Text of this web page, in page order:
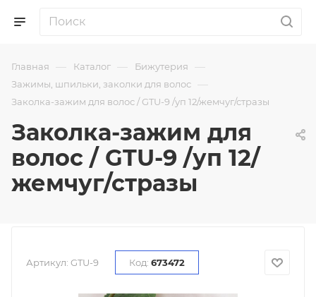
Главная — Каталог — Бижутерия —
Зажимы, шпильки, заколки для волос —
Заколка-зажим для волос / GTU-9 /уп 12/жемчуг/стразы
Заколка-зажим для
волос / GTU-9 /уп 12/
жемчуг/стразы
Артикул: GTU-9 Код: 673472